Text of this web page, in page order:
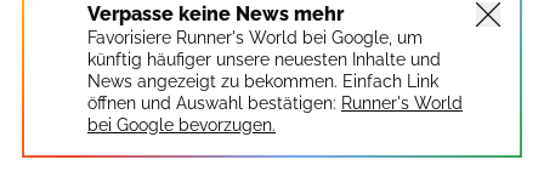
Verpasse keine News mehr
Favorisiere Runner's World bei Google, um
künftig häufiger unsere neuesten Inhalte und
News angezeigt zu bekommen. Einfach Link
öffnen und Auswahl bestätigen: Runner's World
bei Google bevorzugen.